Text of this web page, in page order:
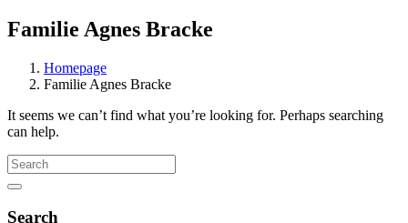
Familie Agnes Bracke
Homepage
Familie Agnes Bracke
It seems we can’t find what you’re looking for. Perhaps searching
can help.
Search
for:
Search
Search